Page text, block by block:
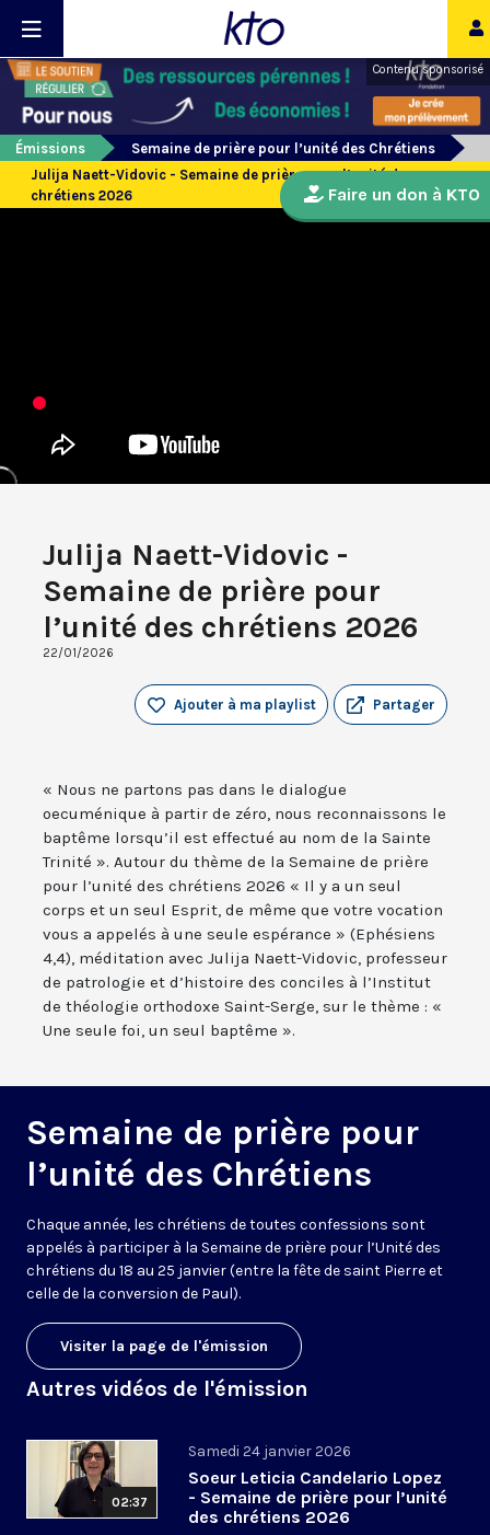
Contenu sponsorisé
Émissions
Semaine de prière pour l’unité des Chrétiens
Julija Naett-Vidovic - Semaine de prière pour l’unité des
chrétiens 2026
Julija Naett-Vidovic -
Semaine de prière pour
l’unité des chrétiens 2026
22/01/2026
Partager
Ajouter à ma playlist
« Nous ne partons pas dans le dialogue
oecuménique à partir de zéro, nous reconnaissons le
baptême lorsqu’il est effectué au nom de la Sainte
Trinité ». Autour du thème de la Semaine de prière
pour l’unité des chrétiens 2026 « Il y a un seul
corps et un seul Esprit, de même que votre vocation
vous a appelés à une seule espérance » (Ephésiens
4,4), méditation avec Julija Naett-Vidovic, professeur
de patrologie et d’histoire des conciles à l’Institut
de théologie orthodoxe Saint-Serge, sur le thème : «
Une seule foi, un seul baptême ».
Semaine de prière pour
l’unité des Chrétiens
Chaque année, les chrétiens de toutes confessions sont
appelés à participer à la Semainede prière pour l’Unité des
chrétiens du 18 au 25 janvier (entre la fête de saint Pierre et
celle de la conversion de Paul).
Visiter la page de l'émission
Autres vidéos de l'émission
02:37
Samedi 24 janvier 2026
Soeur Leticia Candelario Lopez
- Semaine de prière pour l’unité
des chrétiens 2026
Faire un don à KTO